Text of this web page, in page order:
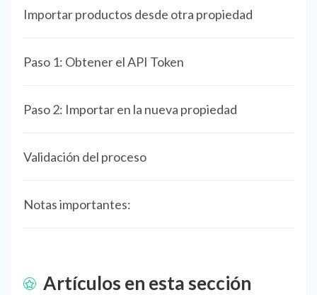
Importar productos desde otra propiedad
Paso 1: Obtener el API Token
Paso 2: Importar en la nueva propiedad
Validación del proceso
Notas importantes:
Artículos en esta sección